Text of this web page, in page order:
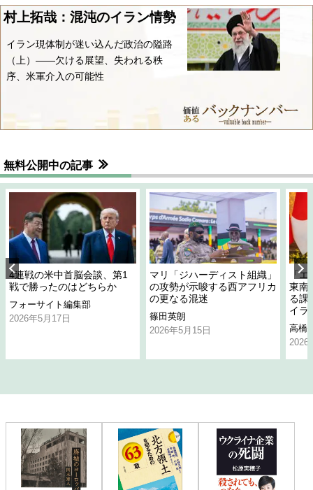
村上拓哉：混沌のイラン情勢
イラン現体制が迷い込んだ政治の隘路
（上）――欠ける展望、失われる秩
序、米軍介入の可能性
無料公開中の記事
4連戦の米中首脳会談、第1
戦で勝ったのはどちらか
フォーサイト編集部
2026年5月17日
マリ「ジハーディスト組織」
の攻勢が示唆する西アフリカ
の更なる混迷
篠田英朗
2026年5月15日
「
東南
る課
イラ
高橋
2026